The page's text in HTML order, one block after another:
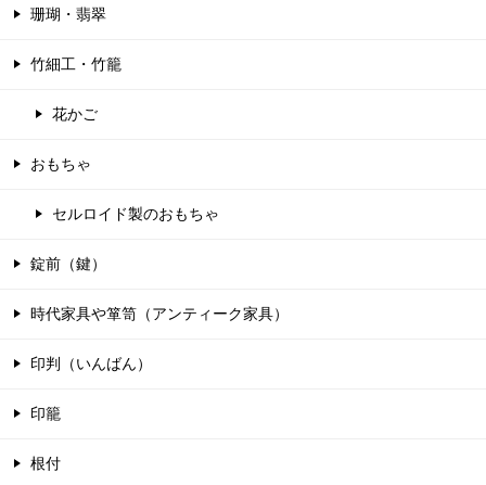
珊瑚・翡翠
竹細工・竹籠
花かご
おもちゃ
セルロイド製のおもちゃ
錠前（鍵）
時代家具や箪笥（アンティーク家具）
印判（いんばん）
印籠
根付